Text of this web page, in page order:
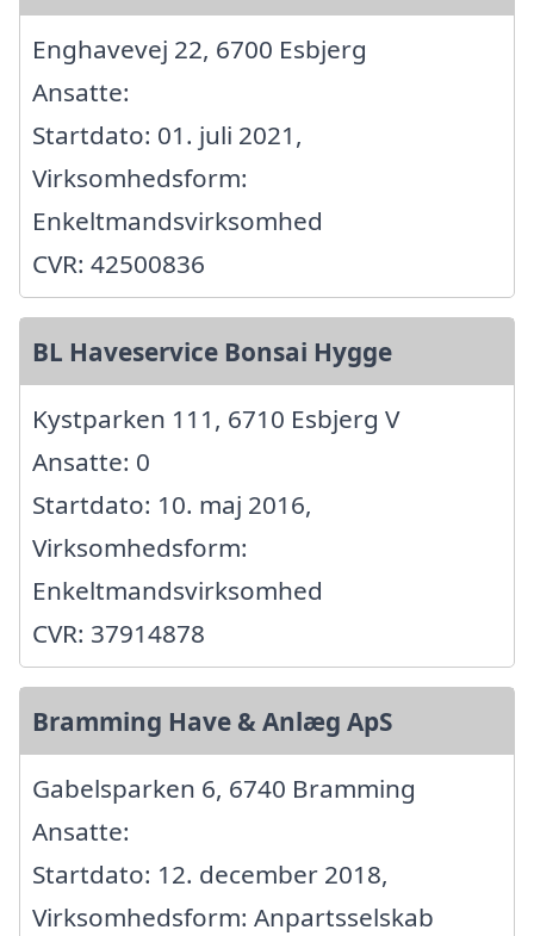
Enghavevej 22, 6700 Esbjerg
Ansatte:
Startdato: 01. juli 2021,
Virksomhedsform:
Enkeltmandsvirksomhed
CVR: 42500836
BL Haveservice Bonsai Hygge
Kystparken 111, 6710 Esbjerg V
Ansatte: 0
Startdato: 10. maj 2016,
Virksomhedsform:
Enkeltmandsvirksomhed
CVR: 37914878
Bramming Have & Anlæg ApS
Gabelsparken 6, 6740 Bramming
Ansatte:
Startdato: 12. december 2018,
Virksomhedsform: Anpartsselskab